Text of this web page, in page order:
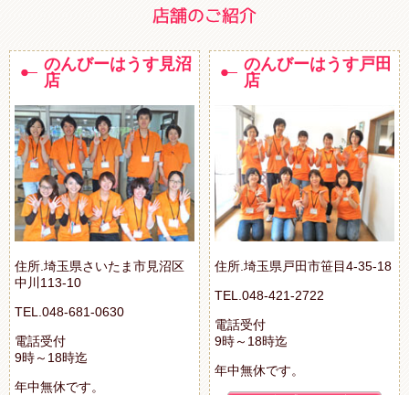
のんびーはうす見沼
店
住所.埼玉県さいたま市見沼区
中川113-10
TEL.048-681-0630
電話受付
9時～18時迄
年中無休です。
のんびーはうす戸田
店
住所.埼玉県戸田市笹目4-35-18
TEL.048-421-2722
電話受付
9時～18時迄
年中無休です。